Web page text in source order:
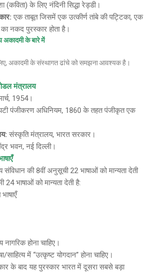
(कविता) के लिए नंदिनी सिद्धा रेड्डी।
: एक ताबूत जिसमें एक उत्कीर्ण तांबे की पट्टिका, एक
नकद पुरस्कार होता है।
अकादमी के बारे में
अकादमी के संस्थागत ढांचे को समझना आवश्यक है।
मंत्रालय
1954।
पंजीकरण अधिनियम, 1860 के तहत पंजीकृत एक
: संस्कृति मंत्रालय, भारत सरकार।
भवन, नई दिल्ली।
संविधान की 8वीं अनुसूची 22 भाषाओं को मान्यता देती
24 भाषाओं को मान्यता देती है:
होना चाहिए।
साहित्य में “उत्कृष्ट योगदान” होना चाहिए।
के बाद यह पुरस्कार भारत में दूसरा सबसे बड़ा